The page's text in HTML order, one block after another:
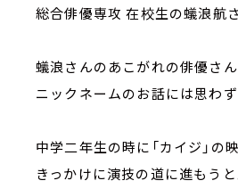
総合俳優専攻 在校生の蟻浪航さ
蟻浪さんのあこがれの俳優さ
ニックネームのお話には思わ
中学二年生の時に「カイジ」
きっかけに演技の道に進もうと